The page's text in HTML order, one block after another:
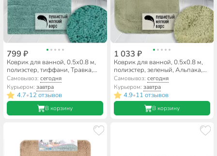
799 ₽
Коврик для ванной, 0.5х0.8 м,
полиэстер, тиффани, Травка,
Y257
Самовывоз:сегодня
Курьером:завтра
4.7•12 отзывов
В корзину
1 033 ₽
Коврик для ванной, 0.5х0.8 м,
полиэстер, зеленый, Альпака,
Y6-1933
Самовывоз: сегодня
Курьером: завтра
4.9•11 отзывов
В корзину